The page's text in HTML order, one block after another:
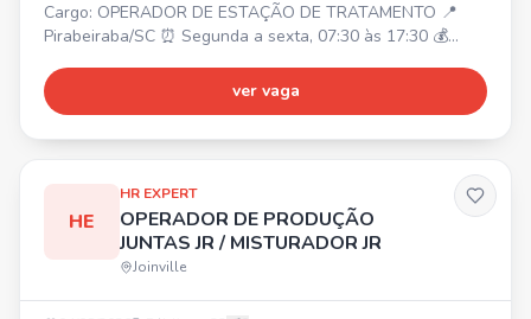
Cargo: OPERADOR DE ESTAÇÃO DE TRATAMENTO 📍
Pirabeiraba/SC ⏰ Segunda a sexta, 07:30 às 17:30 💰
Experiência comprovada. Benefícios: Refeitório próprio
(desconto R$ 3,60); Vale transporte ou ajuda de custo;
ver vaga
HE
HR EXPERT
OPERADOR DE PRODUÇÃO
JUNTAS JR / MISTURADOR JR
Joinville